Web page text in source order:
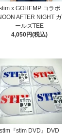
x GOHEMP コラボ
AFTER NIGHT ガ
ールズTEE
4,050円(税込)
stim『stim DVD』DVD